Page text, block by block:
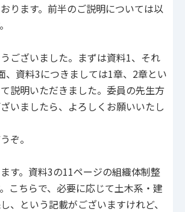
ります。前半のご説明については以
ございました。まずは資料1、それ
、資料3につきましては1章、2章とい
説明いただきました。委員の先生方
いましたら、よろしくお願いいたし
ぞ。
す。資料3の11ページの組織体制整
こちらで、必要に応じて土木系・建
、という記載がございますけれど、